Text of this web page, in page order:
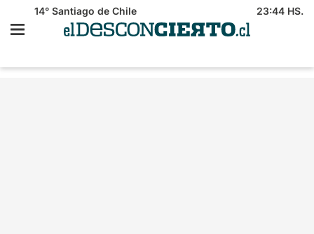
14° Santiago de Chile 23:44 HS.